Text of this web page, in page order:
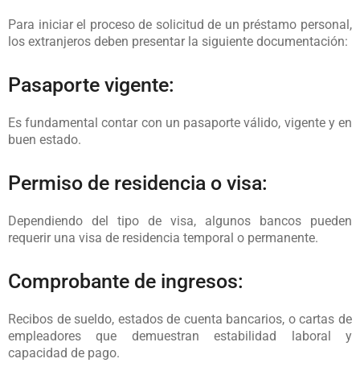
Para iniciar el proceso de solicitud de un préstamo personal,
los extranjeros deben presentar la siguiente documentación:
Pasaporte vigente:
Es fundamental contar con un pasaporte válido, vigente y en
buen estado.
Permiso de residencia o visa:
Dependiendo del tipo de visa, algunos bancos pueden
requerir una visa de residencia temporal o permanente.
Comprobante de ingresos:
Recibos de sueldo, estados de cuenta bancarios, o cartas de
empleadores que demuestran estabilidad laboral y
capacidad de pago.